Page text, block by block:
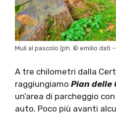
Muli al pascolo (ph. © emilio dati
A tre chilometri dalla
raggiungiamo Pian delle
un’area di parcheggio
auto. Poco più avanti